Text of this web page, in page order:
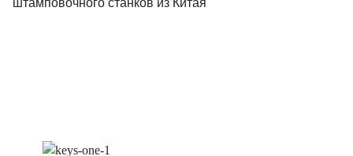
штамповочного станков из Китая